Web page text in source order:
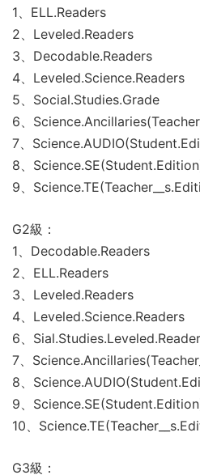
1、ELL.Readers
2、Leveled.Readers
3、Decodable.Readers
4、Leveled.Science.Readers
5、Social.Studies.Grade
6、
7、
8、
9、
G2級：
1、Decodable.Readers
2、ELL.Readers
3、Leveled.Readers
4、Leveled.Science.Readers
6、
7、
8、
9、
10、
G3級：